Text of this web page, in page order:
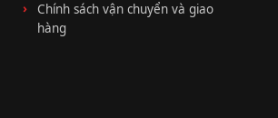
Chính sách vận chuyển và giao
hàng